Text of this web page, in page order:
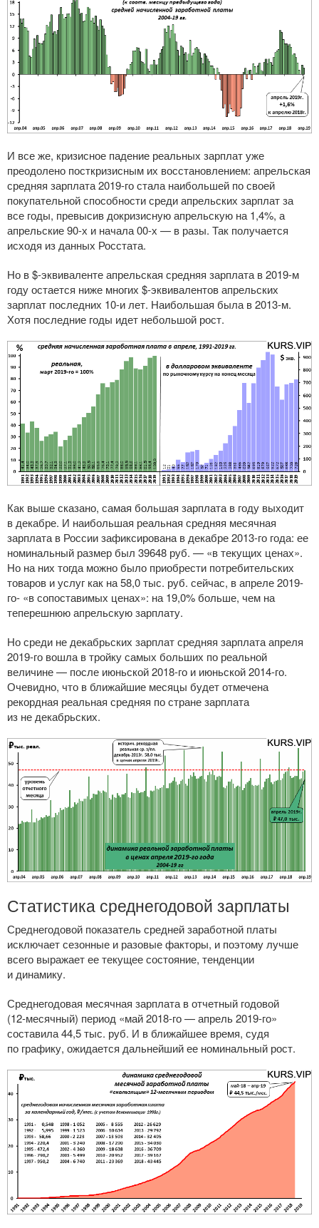
И все же, кризисное падение реальных зарплат уже
преодолено посткризисным их восстановлением: апрельская
средняя зарплата2019-гостала наибольшей по своей
покупательной способности среди апрельских зарплат за
все годы, превысив докризисную апрельскую на 1,4%, а
апрельские90-х и начала00-х — в разы. Так получается
исходя из данных Росстата.
Но в $-эквиваленте апрельская средняя зарплата в2019-м
году остается ниже многих $-эквивалентов апрельских
зарплат последних 10-и лет. Наибольшая была в2013-м.
Хотя последние годы идет небольшой рост.
Как выше сказано, самая большая зарплата в году выходит
в декабре. И наибольшая реальная средняя месячная
зарплата в России зафиксирована в декабре2013-го года: ее
номинальный размер был 39648 руб. — «в текущих ценах».
Но на них тогда можно было приобрести потребительских
товаров и услуг как на 58,0 тыс. руб. сейчас, в апреле 2019-
го- «в сопоставимых ценах»: на 19,0% больше, чем на
теперешнюю апрельскую зарплату.
Но среди не декабрьских зарплат средняя зарплата апреля
2019-го вошла в тройку самых больших по реальной
величине — после июньской2018-го и июньской2014-го.
Очевидно, что в ближайшие месяцы будет отмечена
рекордная реальная средняя по стране зарплата
из не декабрьских.
Статистика среднегодовой зарплаты
Среднегодовой показатель средней заработной платы
исключает сезонные и разовые факторы, и поэтому лучше
всего выражает ее текущее состояние, тенденции
и динамику.
Среднегодовая месячная зарплата в отчетный годовой
(12-месячный) период «май2018-го— апрель2019-го»
составила 44,5 тыс. руб. И в ближайшее время, судя
по графику, ожидается дальнейший ее номинальный рост.